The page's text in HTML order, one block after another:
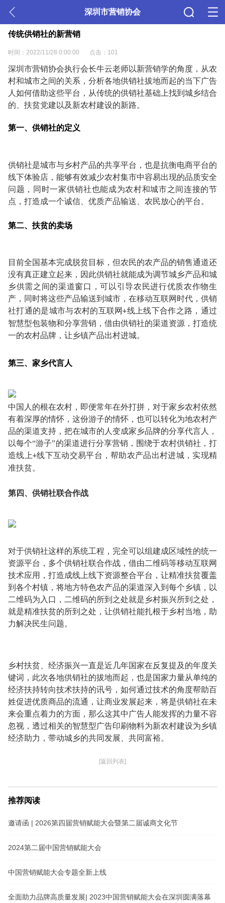
深圳市营销协会
传统供销社的新营销
时间：2022/11/28 0:00:00 点击：101
深圳市营销协会执行会长牛云老师以新营销学的角度，从农
村和城市之间的关系，分析各地供销社拔地而起的当下广告
人如何借助这些平台，从传统的供销社基础上找到城乡结合
的、扶贫党建以及新农村建设的新路。
第一、供销社的定义
供销社是城市与乡村产品的共享平台，也是抗衡电商平台的
线下体验店，能够有效减少农村集市中容易出现的品质安全
问题，同时一家供销社也能成为农村和城市之间连接的节
点，打造成一个诚信、优质产品输送、农民放心的平台。
第二、扶贫的卖场
目前全国基本完成脱贫目标，但农民的农产品的销售通道还
没有真正建立起来，因此供销社就能成为调节城乡产品和城
乡供需之间的渠道窗口，可以引导农民进行优质农作物生
产，同时将这些产品输送到城市，在移动互联网时代，供销
社打通的是城市与农村的互联网+线上线下合作之路，通过
智慧型包装物和分享营销，借由供销社的渠道资源，打造统
一的农村品牌，让乡镇产品出村进城。
第三、家乡代言人
中国人的根在农村，即便常年在外打拼，对于家乡农村依然
有着深厚的情怀，这份游子的情怀，也可以转化为地农村产
品的渠道支持，把在城市的人变成家乡品牌的分享代言人，
以每个“游子”的渠道进行分享营销，围绕于农村供销社，打
造线上+线下互动交易平台，帮助农产品出村进城，实现精
准扶贫。
第四、供销社联合作战
对于供销社这样的系统工程，完全可以组建成区域性的统一
资源平台，多个供销社联合作战，借由二维码等移动互联网
技术应用，打造成线上线下资源整合平台，让精准扶贫覆盖
到各个村镇，将地方特色农产品的渠道深入到每个乡镇，以
二维码为入口，二维码的所到之处就是乡村振兴所到之处，
就是精准扶贫的所到之处，让供销社能扎根于乡村当地，助
力解决民生问题。
乡村扶贫、经济振兴一直是近几年国家在反复提及的年度关
键词，此次各地供销社的拔地而起，也是国家力量从单纯的
经济扶持转向技术扶持的讯号，如何通过技术的角度帮助百
姓促进优质商品的流通，让商业发展起来，将是供销社在未
来会重点着力的方面，那么这其中广告人能发挥的力量不容
忽视，透过相关的智慧型广告印刷物料为新农村建设为乡镇
经济助力，带动城乡的共同发展、共同富裕。
[返回列表]
推荐阅读
邀请函 | 2026第四届营销赋能大会暨第二届诚商文化节
2024第二届中国营销赋能大会
中国营销赋能大会专题全新上线
全面助力品牌高质量发展| 2023中国营销赋能大会在深圳圆满落幕